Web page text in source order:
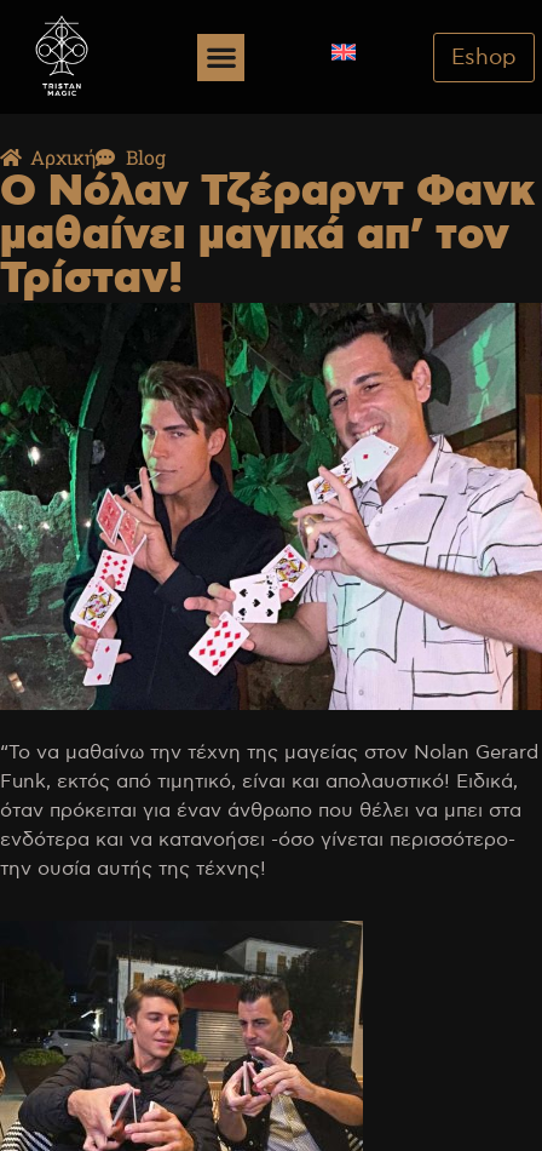
Eshop
Αρχική Blog
Ο Νόλαν Τζέραρντ Φανκ
μαθαίνει μαγικά απ’ τον
Τρίσταν!
“Το να μαθαίνω την τέχνη της μαγείας στον Nolan Gerard
Funk, εκτός από τιμητικό, είναι και απολαυστικό! Ειδικά,
όταν πρόκειται για έναν άνθρωπο που θέλει να μπει στα
ενδότερα και να κατανοήσει -όσο γίνεται περισσότερο-
την ουσία αυτής της τέχνης!